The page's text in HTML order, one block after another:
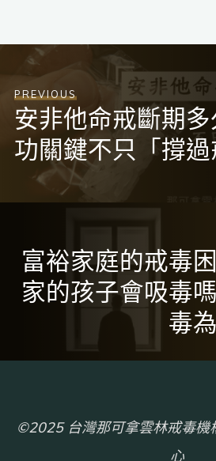
PREVIOUS
安非他命戒斷期
功關鍵不只「撐過
富裕家庭的戒毒
家的孩子會吸毒
毒
©2025 台灣那可拿雲林戒毒機
心